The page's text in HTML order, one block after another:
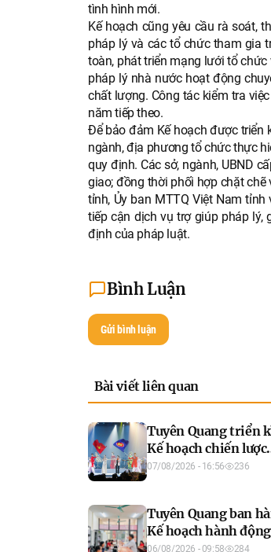
tình hình mới.
Kế hoạch cũng yêu cầu rà soát,
pháp lý và các tổ chức tham gia
toàn, phát triển mạng lưới tổ
pháp lý nhà nước hoạt động
chất lượng. Công tác kiểm tra
năm tiếp theo.
Để bảo đảm Kế hoạch được triển
ngành, địa phương tổ chức thực
quy định. Các sở, ngành, UBND
giao; đồng thời phối hợp chặt chẽ
tỉnh, Ủy ban MTTQ Việt Nam
tiếp cận dịch vụ trợ giúp pháp
định của pháp luật.
Bình Luận
Gửi bình luận
Bài viết liên quan
Tuyên Quang triển
Kế hoạch chiến lược
Cộng đồng Văn hóa -
07/08/2026 - 16:56 236
Tuyên Quang ban
Kế hoạch hành động
phát triển công dân
06/08/2026 - 09:58 284